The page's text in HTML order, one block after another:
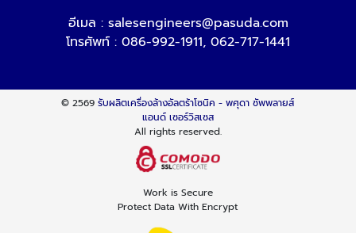
อีเมล : salesengineers@pasuda.com
โทรศัพท์ : 086-992-1911, 062-717-1441
© 2569รับผลิตเครื่องล้างอัลตร้าโซนิค - พศุดา ซัพพลายส์
แอนด์ เซอร์วิสเซส
All rights reserved.
Work is Secure
Protect Data With Encrypt